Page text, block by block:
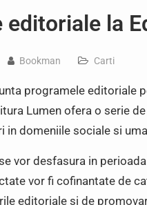
editoriale la
Bookman Carti
programele editoriale
Lumen ofera o serie
in domeniile sociale si
vor desfasura in
vor fi cofinantate de
editoriale si de